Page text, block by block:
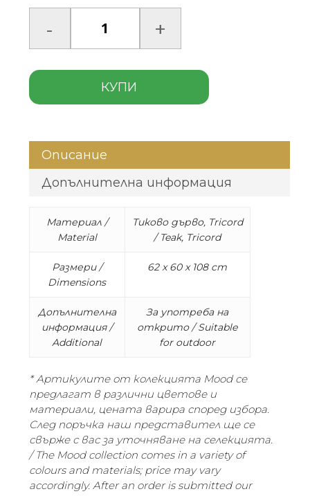
КУПИ
Описание
Допълнителна информация
Материал /
Material
Тиково дърво, Tricord
/ Teak, Tricord
Размери /
Dimensions
62 x 60 x 108 cm
Допълнителна
информация /
Additional
За употреба на
открито / Suitable
for outdoor
* Артикулите от колекцията Mood се
предлагат в различни цветове и
материали, цената варира според избора.
След поръчка наш представител ще се
свърже с вас за уточняване на селекцията.
/ The Mood collection comes in a variety of
colours and materials; price may vary
accordingly. After an order is submitted our